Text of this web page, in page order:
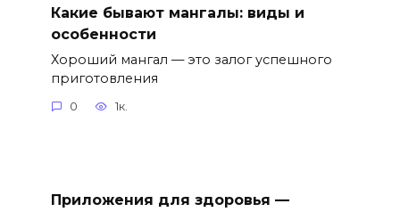
Какие бывают мангалы: виды и
особенности
Хороший мангал — это залог успешного
приготовления
0 1к.
Приложения для здоровья —